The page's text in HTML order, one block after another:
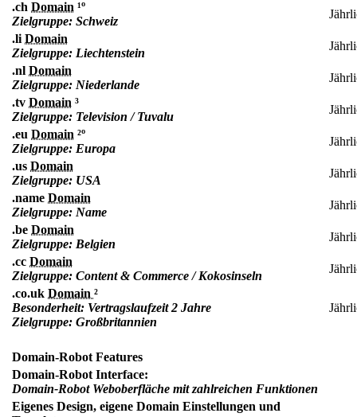
.ch Domain ¹º
Zielgruppe: Schweiz
.li Domain
Zielgruppe: Liechtenstein
.nl Domain
Zielgruppe: Niederlande
.tv Domain ³
Zielgruppe: Television / Tuvalu
.eu Domain ²º
Zielgruppe: Europa
.us Domain
Zielgruppe: USA
.name Domain
Zielgruppe: Name
.be Domain
Zielgruppe: Belgien
.cc Domain
Zielgruppe: Content & Commerce / Kokosinseln
.co.uk Domain ²
Besonderheit: Vertragslaufzeit 2 Jahre
Zielgruppe: Großbritannien
Domain-Robot Features
Domain-Robot Interface:
Domain-Robot Weboberfläche mit zahlreichen Funktionen
Eigenes Design, eigene Domain Einstellungen und